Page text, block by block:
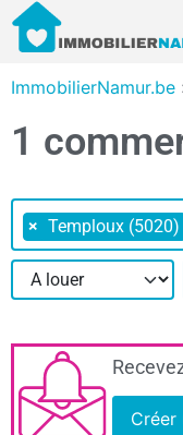
ImmobilierNamur.be
1
× Temploux (5020)
Créer